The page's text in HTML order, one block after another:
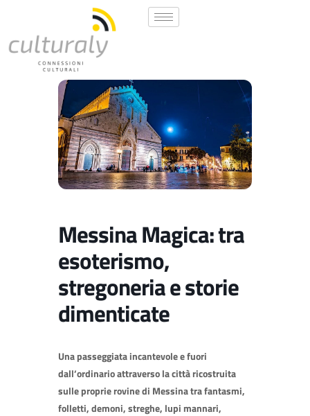
Messina Magica: tra
esoterismo,
stregoneria e storie
dimenticate
Una passeggiata incantevole e fuori
dall’ordinario attraverso la città ricostruita
sulle proprie rovine di Messina tra fantasmi,
folletti, demoni, streghe, lupi mannari,